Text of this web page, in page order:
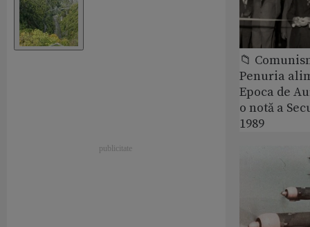
📁
Penuria
Epoca de
o notă a
1989